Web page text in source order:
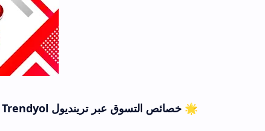
🌟 خصائص التسوق عبر ترينديول Trendyol